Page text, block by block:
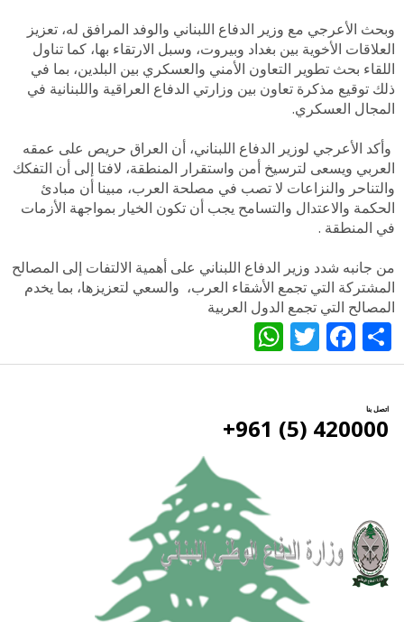
وبحث الأعرجي مع وزير الدفاع اللبناني والوفد المرافق له، تعزيز
العلاقات الأخوية بين بغداد وبيروت، وسبل الارتقاء بها، كما تناول
اللقاء بحث تطوير التعاون الأمني والعسكري بين البلدين، بما في
ذلك توقيع مذكرة تعاون بين وزارتي الدفاع العراقية واللبنانية في
المجال العسكري.
وأكد الأعرجي لوزير الدفاع اللبناني، أن العراق حريص على عمقه
العربي ويسعى لترسيخ أمن واستقرار المنطقة، لافتا إلى أن التفكك
والتناحر والنزاعات لا تصب في مصلحة العرب، مبينا أن مبادئ
الحكمة والاعتدال والتسامح يجب أن تكون الخيار بمواجهة الأزمات
في المنطقة .
من جانبه شدد وزير الدفاع اللبناني على أهمية الالتفات إلى المصالح
المشتركة التي تجمع الأشقاء العرب، والسعي لتعزيزها، بما يخدم
المصالح التي تجمع الدول العربية
Share
Facebook
Twitter
اتصل بنا
420000 (5) 961+